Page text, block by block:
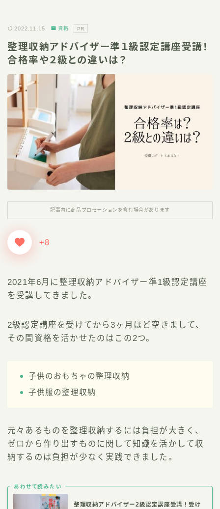
2022.11.15 資格 PR
整理収納アドバイザー準１級認定講座受講！
合格率や２級との違いは？
記事内に商品プロモーションを含む場合があります
+8
2021年6月に整理収納アドバイザー準1級認定講座
を受講してきました。
2級認定講座を受けてから3ヶ月ほど空きまして、
その間資格を活かせたのはこの2つ。
子供のおもちゃの整理収納
子供服の整理収納
元々あるものを整理収納するには負担が大きく、
ゼロから作り出すものに関して知識を活かして収
納するのは負担が少なく実践できました。
あわせて読みたい
整理収納アドバイザー2級認定講座受講！受け